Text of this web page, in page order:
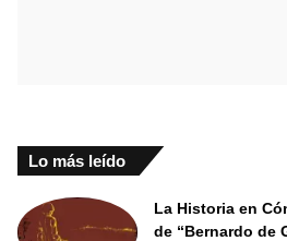
Lo más leído
La Historia en
de “Bernardo de